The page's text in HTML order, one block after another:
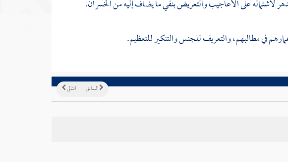
لاشتماله على الأعاجيب والتعريض بنفي ما يضاف إليه من الخسران.
في مطالبهم، والتعريف للجنس والتنكير للتعظيم.
التالي السابق